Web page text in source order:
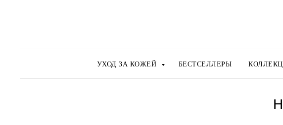
УХОД ЗА КОЖЕЙ БЕСТСЕЛЛЕРЫ